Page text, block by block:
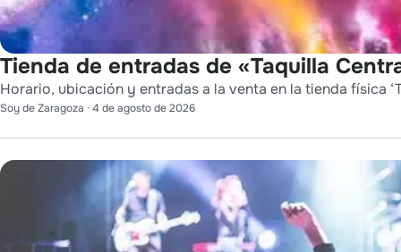
Tienda de entradas de «Taquilla
Horario, ubicación y entradas a la venta en la tienda física
Soy de Zaragoza · 4 de agosto de 2026